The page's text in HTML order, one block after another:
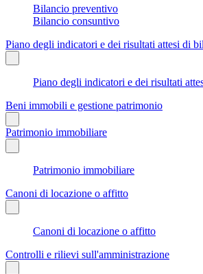
Bilancio preventivo
Bilancio consuntivo
Piano degli indicatori e dei risultati attesi di
Piano degli indicatori e dei risultati
Beni immobili e gestione patrimonio
Patrimonio immobiliare
Patrimonio immobiliare
Canoni di locazione o affitto
Canoni di locazione o affitto
Controlli e rilievi sull'amministrazione